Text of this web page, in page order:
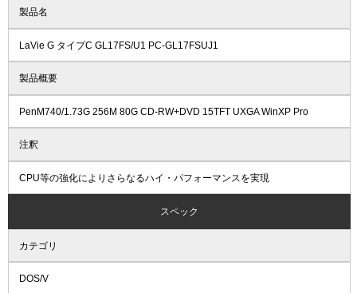
製品名
LaVie G タイプC GL17FS/U1 PC-GL17FSUJ1
製品概要
PenM740/1.73G 256M 80G CD-RW+DVD 15TFT UXGA WinXP Pro
注釈
CPU等の強化によりさらなるハイ・パフォーマンスを実現
スペック
カテゴリ
DOS/V